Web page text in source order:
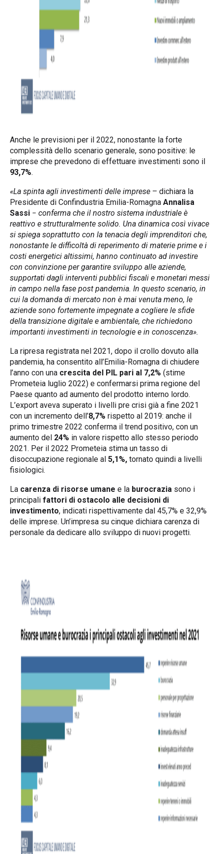
Anche le previsioni per il 2022, nonostante la forte
complessità dello scenario generale, sono positive: le
imprese che prevedono di effettuare investimenti sono il
93,7%.
«La spinta agli investimenti delle imprese – dichiara la
Presidente di Confindustria Emilia-Romagna Annalisa
Sassi − conferma che il nostro sistema industriale è
reattivo e strutturalmente solido. Una dinamica così vivace
si spiega soprattutto con la tenacia degli imprenditori che,
nonostante le difficoltà di reperimento di materie prime e i
costi energetici altissimi, hanno continuato ad investire
con convinzione per garantire sviluppo alle aziende,
supportati dagli interventi pubblici fiscali e monetari messi
in campo nella fase post pandemia. In questo scenario, in
cui la domanda di mercato non è mai venuta meno, le
aziende sono fortemente impegnate a cogliere le sfide
della transizione digitale e ambientale, che richiedono
importanti investimenti in tecnologie e in conoscenza».
La ripresa registrata nel 2021, dopo il crollo dovuto alla
pandemia, ha consentito all’Emilia-Romagna di chiudere
l’anno con una crescita del PIL pari al 7,2% (stime
Prometeia luglio 2022) e confermarsi prima regione del
Paese quanto ad aumento del prodotto interno lordo.
L’export aveva superato i livelli pre crisi già a fine 2021
con un incremento dell’8,7% rispetto al 2019: anche il
primo trimestre 2022 conferma il trend positivo, con un
aumento del 24% in valore rispetto allo stesso periodo
2021. Per il 2022 Prometeia stima un tasso di
disoccupazione regionale al 5,1%, tornato quindi a livelli
fisiologici.
La carenza di risorse umane e la burocrazia sono i
principali fattori di ostacolo alle decisioni di
investimento, indicati rispettivamente dal 45,7% e 32,9%
delle imprese. Un’impresa su cinque dichiara carenza di
personale da dedicare allo sviluppo di nuovi progetti.